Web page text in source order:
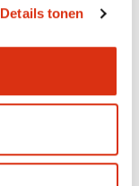
Details tonen